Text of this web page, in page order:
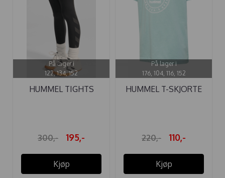
På lager i
122, 134, 152
HUMMEL TIGHTS
300,- 195,-
Kjøp
På lager i
176, 104, 116, 152
HUMMEL T-SKJORTE
220,- 110,-
Kjøp